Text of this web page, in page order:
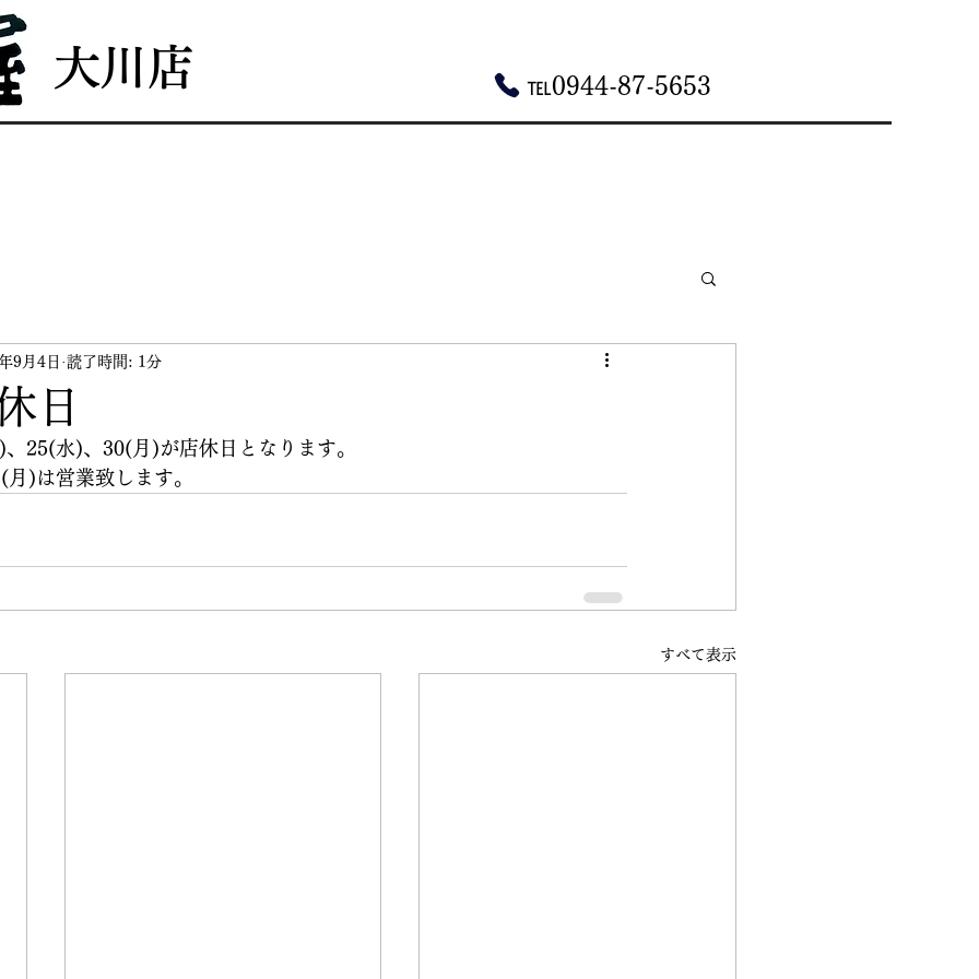
大川店 ℡0944-87-5653
日
9月4日 読了時間: 1分
25(水)、30(月)が店休日となります。
)は営業致します。
すべて表示